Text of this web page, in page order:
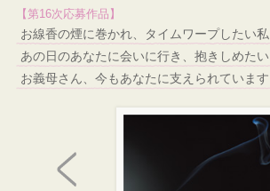
【第16次応募作品】
お線香の煙に巻かれ、タイムワープしたい私
あの日のあなたに会いに行き、抱きしめたい
お義母さん、今もあなたに支えられています